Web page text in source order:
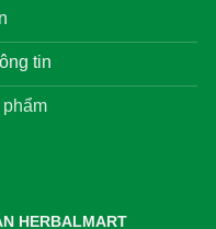
tin
HERBALMART